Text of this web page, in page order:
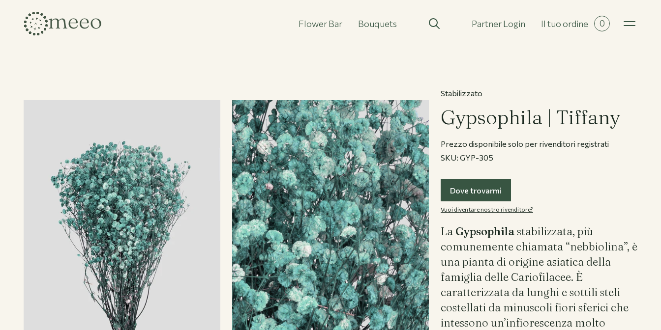
Flower Bar Bouquets Partner Login Il tuo ordine 0
Flower Bar Bouquets
Stabilizzato
Gypsophila | Tiffany
Prezzo disponibile solo per rivenditori registrati
SKU: GYP-305
Dove trovarmi
Vuoi diventare nostro rivenditore?
La Gypsophilastabilizzata, più
comunemente chiamata “nebbiolina”, è
una pianta di origine asiatica della
famiglia delle Cariofilacee. È
caratterizzata da lunghi e sottili steli
costellati da minuscoli fiori sferici che
intessono un’infiorescenza molto